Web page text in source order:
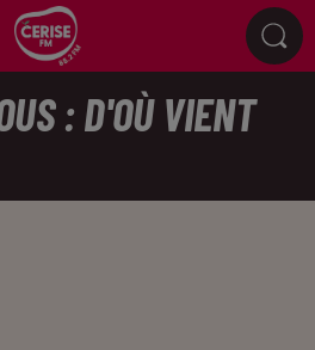
: D'OÙ VIENT